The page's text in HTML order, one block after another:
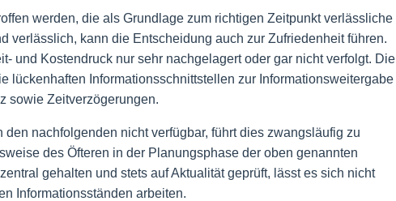
werden, die als Grundlage zum richtigen Zeitpunkt verlässliche
verlässlich, kann die Entscheidung auch zur Zufriedenheit führen.
und Kostendruck nur sehr nachgelagert oder gar nicht verfolgt. Die
lückenhaften Informationsschnittstellen zur Informationsweitergabe
sowie Zeitverzögerungen.
nachfolgenden nicht verfügbar, führt dies zwangsläufig zu
des Öfteren in der Planungsphase der oben genannten
gehalten und stets auf Aktualität geprüft, lässt es sich nicht
Informationsständen arbeiten.